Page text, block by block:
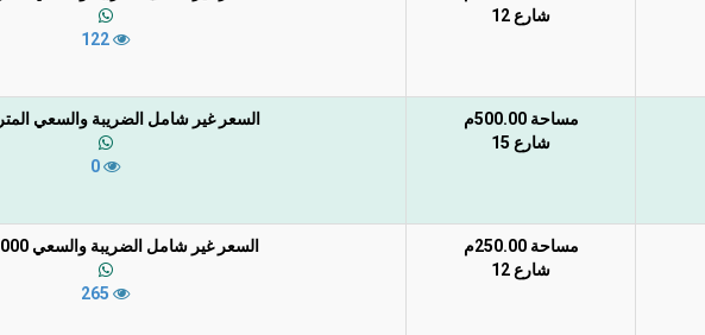
شارع 12
مساحة 500.00م
شارع 15
السعر غير شامل الضريبة والسعي المتر 1,800
مساحة 250.00م
شارع 12
السعر غير شامل الضريبة والسعي 1,250,000